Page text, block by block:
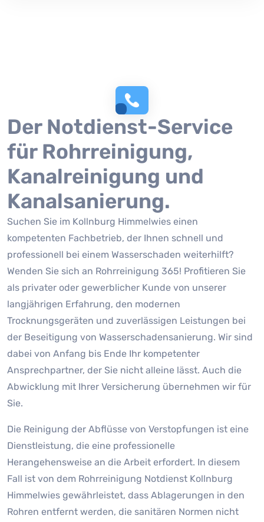
Der Notdienst-Service
für Rohrreinigung,
Kanalreinigung und
Kanalsanierung.
Suchen Sie im Kollnburg Himmelwies einen
kompetenten Fachbetrieb, der Ihnen schnell und
professionell bei einem Wasserschaden weiterhilft?
Wenden Sie sich an Rohrreinigung 365! Profitieren Sie
als privater oder gewerblicher Kunde von unserer
langjährigen Erfahrung, den modernen
Trocknungsgeräten und zuverlässigen Leistungen bei
der Beseitigung von Wasserschadensanierung. Wir sind
dabei von Anfang bis Ende Ihr kompetenter
Ansprechpartner, der Sie nicht alleine lässt. Auch die
Abwicklung mit Ihrer Versicherung übernehmen wir für
Sie.
Die Reinigung der Abflüsse von Verstopfungen ist eine
Dienstleistung, die eine professionelle
Herangehensweise an die Arbeit erfordert. In diesem
Fall ist von dem Rohrreinigung Notdienst Kollnburg
Himmelwies gewährleistet, dass Ablagerungen in den
Rohren entfernt werden, die sanitären Normen nicht